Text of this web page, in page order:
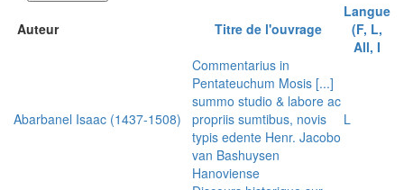
Auteur Titre de l'ouvrage
Langue
(F, L,
All, I
Abarbanel Isaac (1437-1508)
Commentarius in
Pentateuchum Mosis [...]
summo studio & labore ac
propriis sumtibus, novis
typis edente Henr. Jacobo
van Bashuysen
Hanoviense
L